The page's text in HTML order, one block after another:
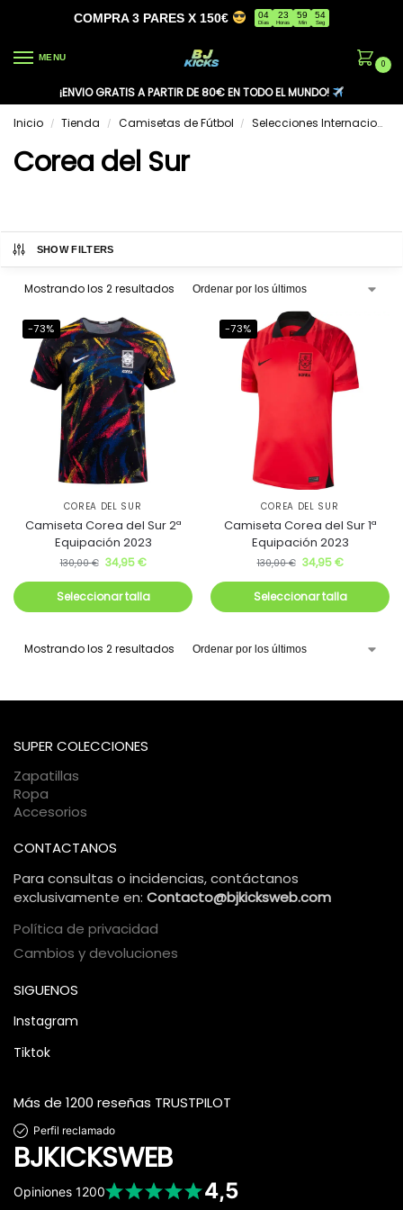
COMPRA 3 PARES X 150€ 04
Días
23
Horas
59
Min
54
Seg
MENU
0
¡ENVIO GRATIS A PARTIR DE 80€ EN TODO EL MUNDO!
Inicio
/ Tienda / Camisetas de Fútbol / Selecciones Internacionales
Corea del Sur
SHOW FILTERS
Mostrando los 2 resultados
-73%
COREA DEL SUR
Camiseta Corea del Sur 2ª
Equipación 2023
130,00€ 34,95€
Seleccionar talla
-73%
COREA DEL SUR
Camiseta Corea del Sur 1ª
Equipación 2023
130,00€ 34,95€
Seleccionar talla
Mostrando los 2 resultados
SUPER COLECCIONES
Zapatillas
Ropa
Accesorios
CONTACTANOS
Para consultas o incidencias, contáctanos
exclusivamente en: Contacto@bjkicksweb.com
Política de privacidad
Cambios y devoluciones
SIGUENOS
Instagram
Tiktok
Más de 1200 reseñas TRUSTPILOT
Perfil reclamado
BJKICKSWEB
Opiniones 1200 4,5